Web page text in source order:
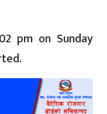
pm on Sunday